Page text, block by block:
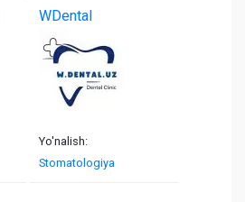
WDental
Yo'nalish:
Stomatologiya